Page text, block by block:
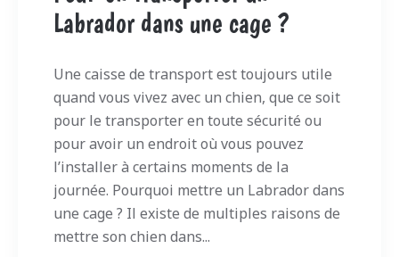
Labrador dans une cage ?
Une caisse de transport est toujours utile
quand vous vivez avec un chien, que ce soit
pour le transporter en toute sécurité ou
pour avoir un endroit où vous pouvez
l’installer à certains moments de la
journée. Pourquoi mettre un Labrador dans
une cage ? Il existe de multiples raisons de
mettre son chien dans...